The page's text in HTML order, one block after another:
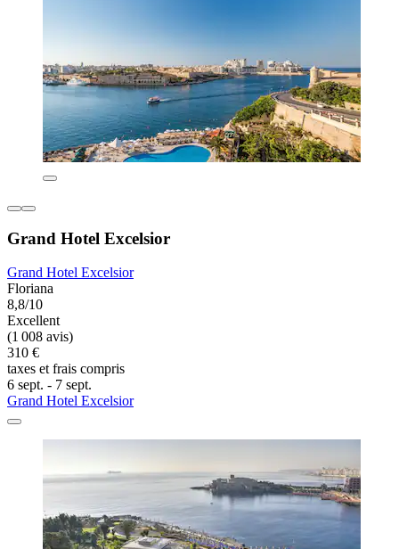
Grand Hotel Excelsior
Grand Hotel Excelsior
Floriana
8,8/10
Excellent
(1 008 avis)
310 €
taxes et frais compris
6 sept. - 7 sept.
Grand Hotel Excelsior